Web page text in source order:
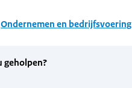
Ondernemen en bedrijfsvoering